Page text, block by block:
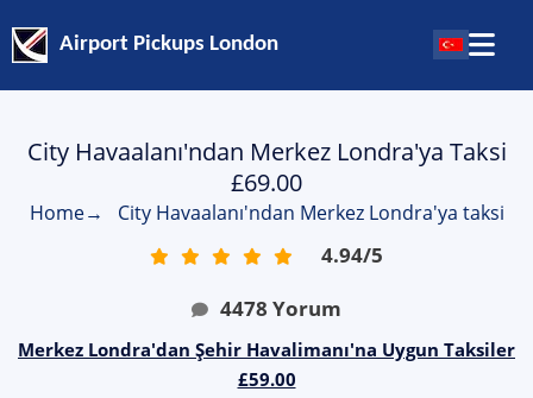
Airport Pickups London
City Havaalanı'ndan Merkez Londra'ya Taksi
£69.00
Home→ City Havaalanı'ndan Merkez Londra'ya taksi
4.94/5
4478 Yorum
Merkez Londra'dan Şehir Havalimanı'na Uygun Taksiler
£59.00